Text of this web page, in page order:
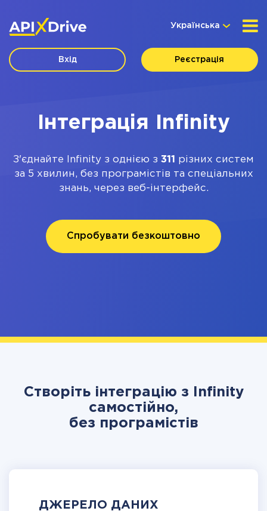
Українська
Вхід Реєстрація
Інтеграція Infinity
З'єднайте Infinity з однією з 311
різних систем
за 5 хвилин, без програмістів та спеціальних
знань, через веб-інтерфейс.
Спробувати безкоштовно
Створіть інтеграцію з Infinity
самостійно,
без програмістів
ДЖЕРЕЛО ДАНИХ